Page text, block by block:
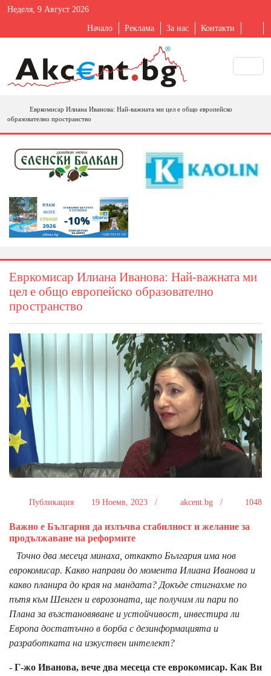
Неделя, 9 Август 2026
Начало Реклама За нас Контакти
Евркомисар Илиана Иванова: Най-важната ми цел е общо европейско
образователно пространство
Евркомисар Илиана Иванова: Най-важната ми
цел е общо европейско образователно
пространство
Публикация 19 Ноемв, 2023 / akcent.bg / 1048
Важно е България да излъчва стабилност и желание за
продължаване на реформите
Точно два месеца минаха, откакто България има нов
еврокомисар. Какво направи до момента Илиана Иванова и
какво планира до края на мандата? Докъде стигнахме по
пътя към Шенген и еврозоната, ще получим ли пари по
Плана за възстановяване и устойчивост, инвестира ли
Европа достатъчно в борба с дезинформацията и
разработката на изкуствен интелект?
- Г-жо Иванова, вече два месеца сте еврокомисар. Как Ви